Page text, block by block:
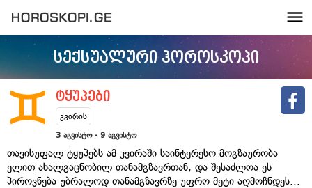
სექსუალური ჰოროსკოპი
ტყუპები
კვირის
3 აგვისტო - 9 აგვისტო
თავისუფალ ტყუპებს ამ კვირაში საინტერესო მოგზაურობა
ელით ახალგაცნობილ თანამგზავრთან, და შესაძლოა ეს
პიროვნება უბრალოდ თანამგზავრზე უფრო მეტი აღმოჩნდეს...